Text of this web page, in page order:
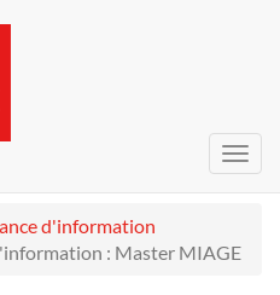
d'information
: Master MIAGE